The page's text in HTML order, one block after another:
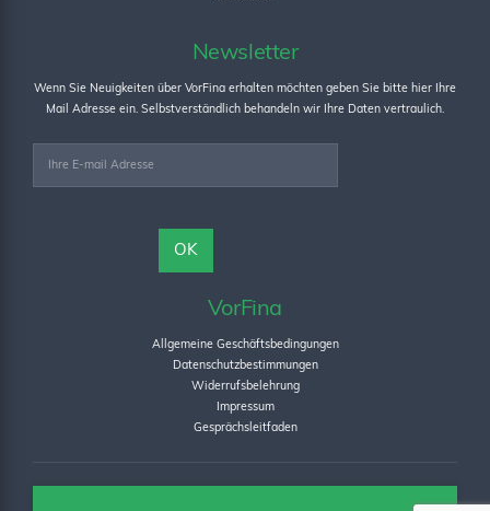
Newsletter
Wenn Sie Neuigkeiten über VorFina erhalten möchten geben Sie bitte hier Ihre
Mail Adresse ein. Selbstverständlich behandeln wir Ihre Daten vertraulich.
VorFina
Allgemeine Geschäftsbedingungen
Datenschutzbestimmungen
Widerrufsbelehrung
Impressum
Gesprächsleitfaden